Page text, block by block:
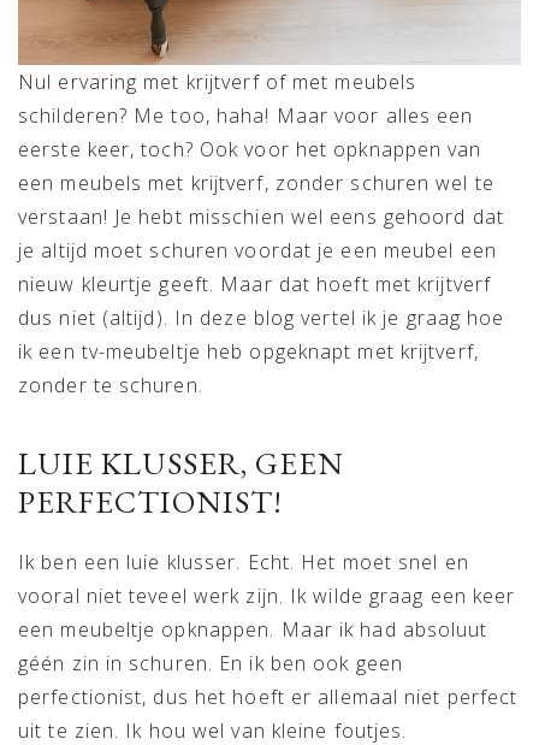
Nul ervaring met krijtverf of met meubels
schilderen? Me too, haha! Maar voor alles een
eerste keer, toch? Ook voor het opknappen van
een meubels met krijtverf, zonder schuren wel te
verstaan! Je hebt misschien wel eens gehoord dat
je altijd moet schuren voordat je een meubel een
nieuw kleurtje geeft. Maar dat hoeft met krijtverf
dus niet (altijd). In deze blog vertel ik je graag hoe
ik een tv-meubeltje heb opgeknapt met krijtverf,
zonder te schuren.
LUIE KLUSSER, GEEN
PERFECTIONIST!
Ik ben een luie klusser. Echt. Het moet snel en
vooral niet teveel werk zijn. Ik wilde graag een keer
een meubeltje opknappen. Maar ik had absoluut
géén zin in schuren. En ik ben ook geen
perfectionist, dus het hoeft er allemaal niet perfect
uit te zien. Ik hou wel van kleine foutjes.